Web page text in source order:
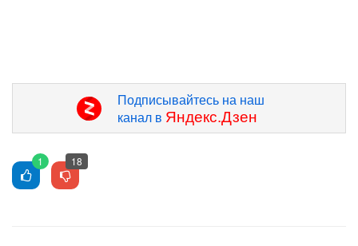
Подписывайтесь на наш
канал в Яндекс.Дзен
1 18